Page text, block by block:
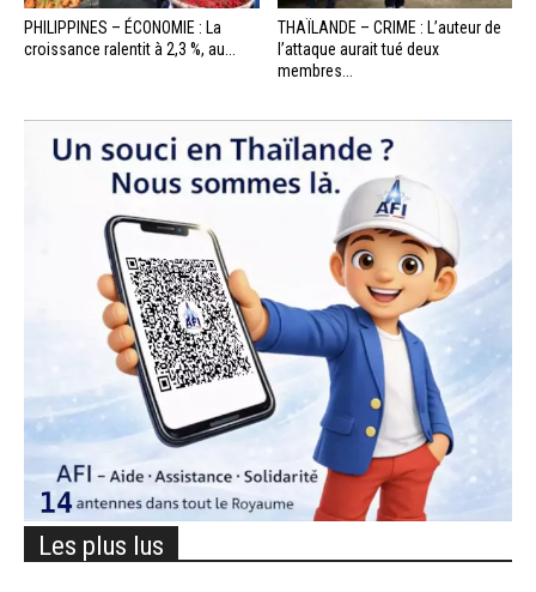
PHILIPPINES – ÉCONOMIE : La
croissance ralentit à 2,3 %, au...
THAÏLANDE – CRIME : L’auteur de
l’attaque aurait tué deux
membres...
Les plus lus